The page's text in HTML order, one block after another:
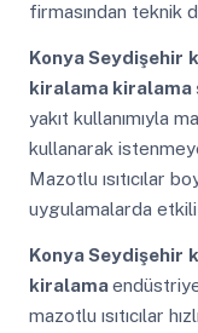
firmasından teknik
Konya Seydişehir
kiralama kiralama
yakıt kullanımıyla
kullanarak
Mazotlu ısıtıcılar
uygulamalarda
Konya Seydişehir
kiralamaendüstriyel
mazotlu ısıtıcılar